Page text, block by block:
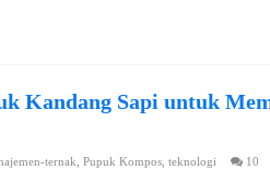
Kandang Sapi untuk
ternak Pupuk Kompos teknologi 10